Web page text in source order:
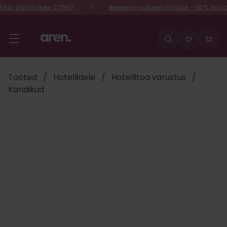
Liigu
juurde
väärtuses 279€! Beaveri juuksehooldus -30%
Tooted / Hotellidele / Hotellitoa varustus
/
Kandikud